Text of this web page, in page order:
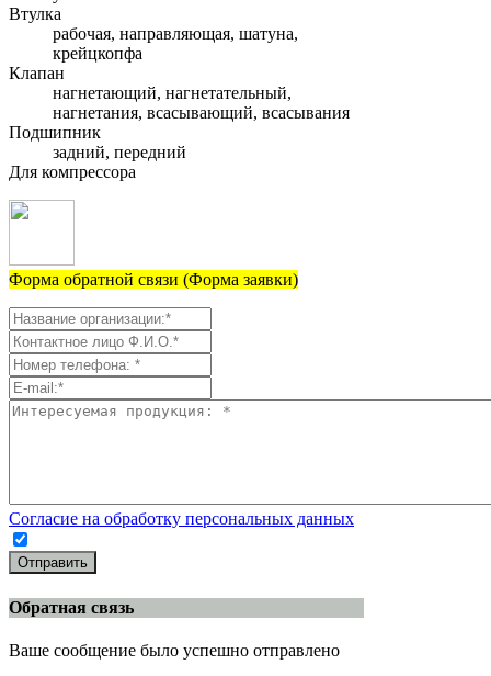
Втулка
рабочая, направляющая, шатуна,
крейцкопфа
Клапан
нагнетающий, нагнетательный,
нагнетания, всасывающий, всасывания
Подшипник
задний, передний
Для компрессора
Форма обратной связи (Форма заявки)
Согласие на обработку персональных данных
Отправить
Обратная связь
Ваше сообщение было успешно отправлено